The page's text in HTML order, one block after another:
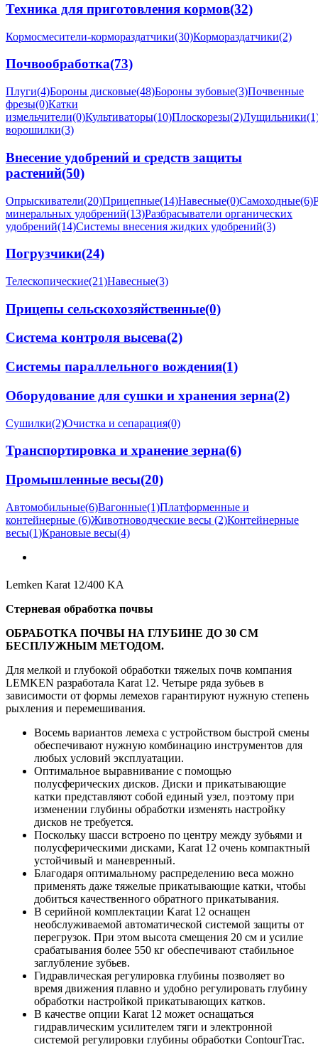
Техника для приготовления кормов(32)
Кормосмесители-кормораздатчики(30)Кормораздатчики(2)
Почвообработка(73)
Плуги(4)Бороны дисковые(48)Бороны зубовые(3)Почвенные
фрезы(0)Катки
измельчители(0)Культиваторы(10)Плоскорезы(2)Лущильники
ворошилки(3)
Внесение удобрений и средств защиты
растений(50)
Опрыскиватели(20)Прицепные(14)Навесные(0)Самоходные(6)
минеральных удобрений(13)Разбрасыватели органических
удобрений(14)Системы внесения жидких удобрений(3)
Погрузчики(24)
Телескопические(21)Навесные(3)
Прицепы сельскохозяйственные(0)
Система контроля высева(2)
Системы параллельного вождения(1)
Оборудование для сушки и хранения зерна(2)
Сушилки(2)Очистка и сепарация(0)
Транспортировка и хранение зерна(6)
Промышленные весы(20)
Автомобильные(6)Вагонные(1)Платформенные и
контейнерные (6)Животноводческие весы (2)Контейнерные
весы(1)Крановые весы(4)
Lemken Karat 12/400 KA
Стерневая обработка почвы
ОБРАБОТКА ПОЧВЫ НА ГЛУБИНЕ ДО 30 СМ
БЕСПЛУЖНЫМ МЕТОДОМ.
Для мелкой и глубокой обработки тяжелых почв компания
LEMKEN разработала Karat 12. Четыре ряда зубьев в
зависимости от формы лемехов гарантируют нужную степень
рыхления и перемешивания.
Восемь вариантов лемеха с устройством быстрой смены
обеспечивают нужную комбинацию инструментов для
любых условий эксплуатации.
Оптимальное выравнивание с помощью
полусферических дисков. Диски и прикатывающие
катки представляют собой единый узел, поэтому при
изменении глубины обработки изменять настройку
дисков не требуется.
Поскольку шасси встроено по центру между зубьями и
полусферическими дисками, Karat 12 очень компактный
устойчивый и маневренный.
Благодаря оптимальному распределению веса можно
применять даже тяжелые прикатывающие катки, чтобы
добиться качественного обратного прикатывания.
В серийной комплектации Karat 12 оснащен
необслуживаемой автоматической системой защиты от
перегрузок. При этом высота смещения 20 см и усилие
срабатывания более 550 кг обеспечивают стабильное
заглубление зубьев.
Гидравлическая регулировка глубины позволяет во
время движения плавно и удобно регулировать глубину
обработки настройкой прикатывающих катков.
В качестве опции Karat 12 может оснащаться
гидравлическим усилителем тяги и электронной
системой регулировки глубины обработки ContourTrac.